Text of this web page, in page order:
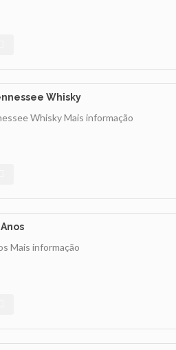
Whisky
WhiskyMais informação
Mais informação